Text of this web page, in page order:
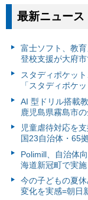
最新ニュース
富⼠ソフト、教
登校支援が大府
スタディポケッ
「スタディポケ
AI 型ドリル搭載
鹿児島県霧島市
児童虐待対応を
国23自治体・65
Polimill、自治体
海道新冠町で実施
今の子どもの夏
変化を実感=朝日